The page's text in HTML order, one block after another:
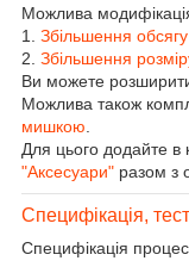
Можлива
1. Збільшення
2. Збільшення
Ви можете розширити
Можлива також
мишкою
Для цього додайте в
"Аксесуари" разом з
Специфікація,
Специфікація